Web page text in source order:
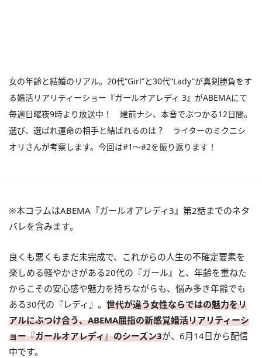
女の年齢と結婚のリアル。20代“Girl”と30代“Lady”が真剣勝負をす
る婚活リアリティーショー『ガールオアレディ 3』がABEMAにて
毎週日曜夜9時より放送中！ 建前ナシ、本音でぶつかる12日間。
選び、選ばれ運命の相手と結ばれるのは？ ライターのミクニシ
オリさんが考察します。今回は#1～#2を振り返ります！
※本コラムはABEMA『ガールオアレディ3』第2話までのネタ
バレを含みます。
良くも悪くもまだ未完成で、これからの人生の不確定要素を
楽しめる軽やかさがある20代の『ガール』と、年齢を重ねた
からこその安心感や魅力を持ちながらも、悩み多き年齢でも
ある30代の『レディ』。 世代が違う女性ならではの魅力をリ
アルにぶつけ合う、ABEMA屈指の新感覚婚活リアリティーシ
ョー『ガールオアレディ』のシーズン3が、6月14日から配信
中です。